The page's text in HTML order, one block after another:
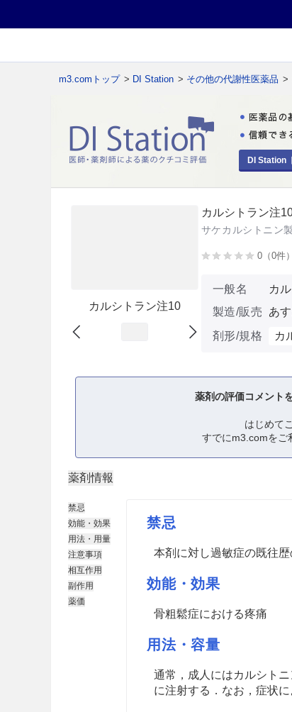
m3.comトップ > DI Station > その他の代謝性医薬品 >
DI Station
カルシトラン注10
カルシトラン注
サケカルシトニン
0（0件）
一般名
カ
製造/販売
あ
剤形/規格
カ
薬剤の評価コメント
はじめて
すでにm3.comをご
薬剤情報
禁忌
効能・効果
用法・用量
注意事項
相互作用
副作用
薬価
禁忌
本剤に対し過敏症の既往
効能・効果
骨粗鬆症における疼痛
用法・容量
通常，成人にはカルシト
に注射する．なお，症状に